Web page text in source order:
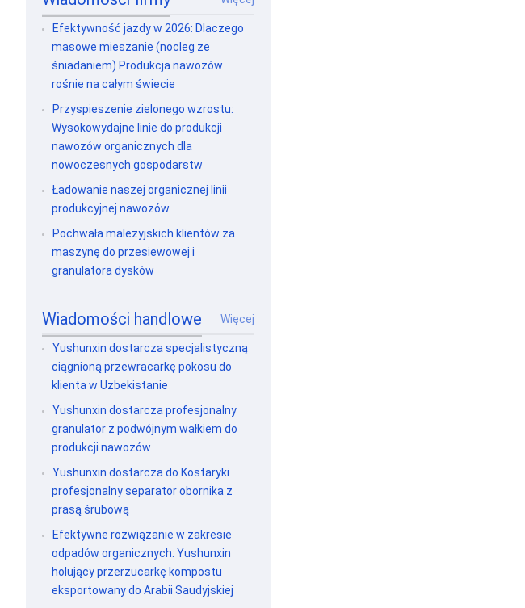
Efektywność jazdy w 2026: Dlaczego
masowe mieszanie (nocleg ze
śniadaniem) Produkcja nawozów
rośnie na całym świecie
Przyspieszenie zielonego wzrostu:
Wysokowydajne linie do produkcji
nawozów organicznych dla
nowoczesnych gospodarstw
Ładowanie naszej organicznej linii
produkcyjnej nawozów
Pochwała malezyjskich klientów za
maszynę do przesiewowej i
granulatora dysków
Wiadomości handlowe Więcej
Yushunxin dostarcza specjalistyczną
ciągnioną przewracarkę pokosu do
klienta w Uzbekistanie
Yushunxin dostarcza profesjonalny
granulator z podwójnym wałkiem do
produkcji nawozów
Yushunxin dostarcza do Kostaryki
profesjonalny separator obornika z
prasą śrubową
Efektywne rozwiązanie w zakresie
odpadów organicznych: Yushunxin
holujący przerzucarkę kompostu
eksportowany do Arabii Saudyjskiej